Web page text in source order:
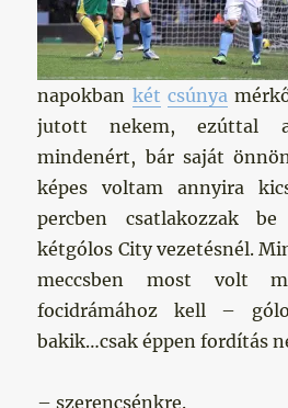
napokban két csúnya
jutott nekem, ezúttal
mindenért, bár saját
képes voltam annyira
percben csatlakozzak
kétgólos City vezetésnél.
meccsben most volt
focidrámához kell –
bakik…csak éppen fordítás
– szerencsénkre.